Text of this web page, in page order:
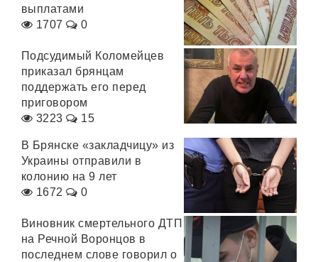
выплатами
1707
0
Подсудимый Коломейцев
приказал брянцам
поддержать его перед
приговором
3223
15
В Брянске «закладчицу» из
Украины отправили в
колонию на 9 лет
1672
0
Виновник смертельного ДТП
на Речной Воронцов в
последнем слове говорил о